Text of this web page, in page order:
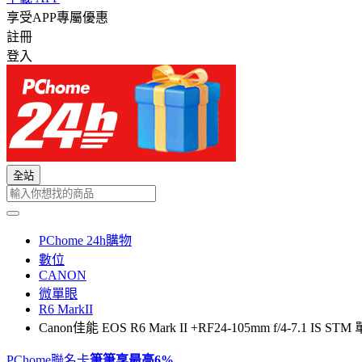
享受APP專屬優惠
註冊
登入
全站
PChome 24h購物
數位
CANON
微單眼
R6 MarkII
Canon佳能 EOS R6 Mark II +RF24-105mm f/4-7.1 IS STM